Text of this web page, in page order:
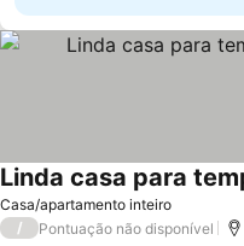
Casa/apartamento inteiro
/ Pontuação não disponível